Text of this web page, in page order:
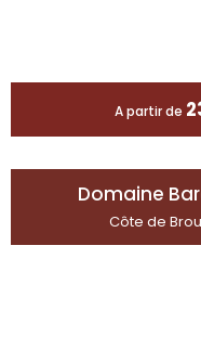
A partir de
Domaine
Côte de